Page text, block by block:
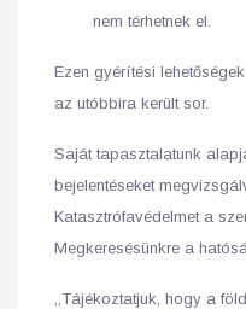
nem térhetnek el.
Ezen gyérítési
az utóbbira került sor.
Saját tapasztalatunk
bejelentéseket
Katasztrófavédelmet a
Megkeresésünkre a
,,Tájékoztatjuk, hogy a